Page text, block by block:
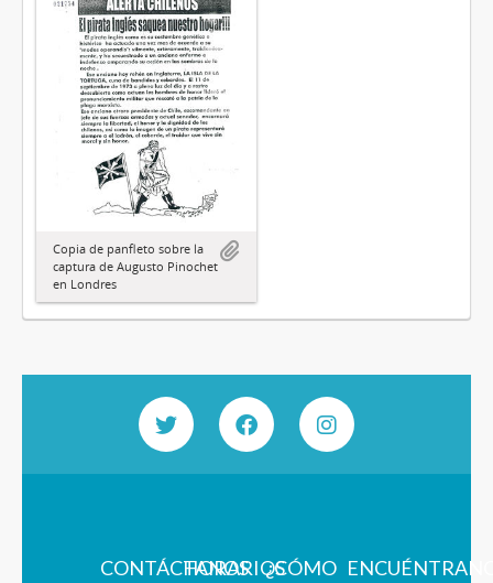
Copia de panfleto sobre la
captura de Augusto Pinochet
en Londres
CONTÁCTANOS
HORARIOS¿CÓMO